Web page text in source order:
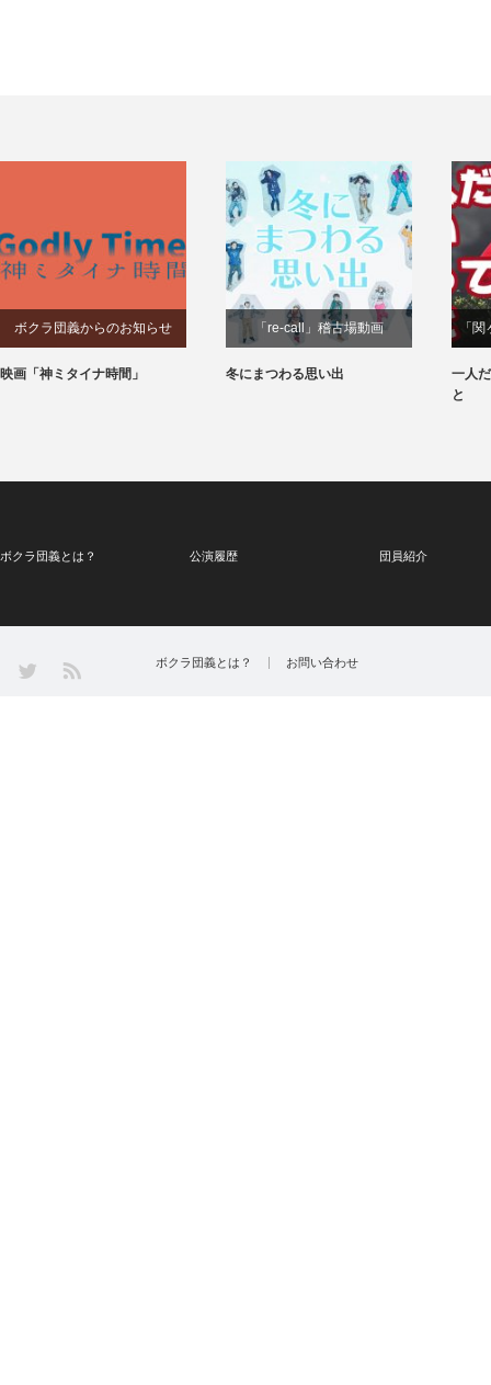
ボクラ団義からのお知らせ
映画「神ミタイナ時間」
「re-call」稽古場動画
冬にまつわる思い出
「
一人
と
ボクラ団義とは？ 公演履歴 団員紹介
Twitter ボクラ団義とは？ お問い合わせ